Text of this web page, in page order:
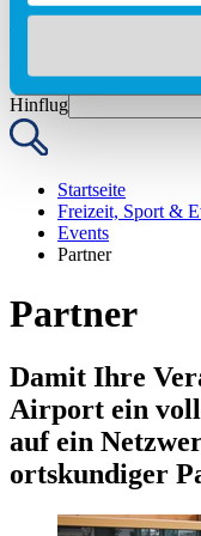
Nach
Hinflug
Startseite
Freizeit, Sport &
Events
Partner
Partner
Damit Ihre
Airport ein
auf ein
ortskundiger